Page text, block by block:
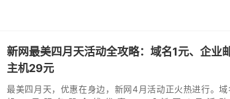
新网最美四月天活动全攻略：域名1元、企业
主机29元
最美四月天，优惠在身边，新网4月活动正火热进行。